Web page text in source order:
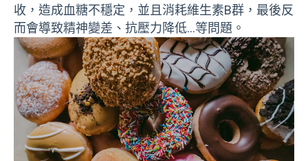
收，造成血糖不穩定，並且消耗維生素B群，最後反
而會導致精神變差、抗壓力降低…等問題。